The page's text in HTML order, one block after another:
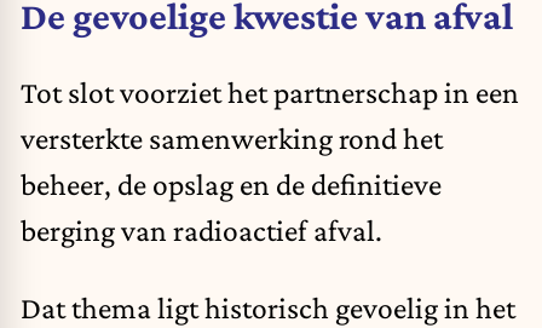
De gevoelige kwestie van afval
Tot slot voorziet het partnerschap in een
versterkte samenwerking rond het
beheer, de opslag en de definitieve
berging van radioactief afval.
Dat thema ligt historisch gevoelig in het